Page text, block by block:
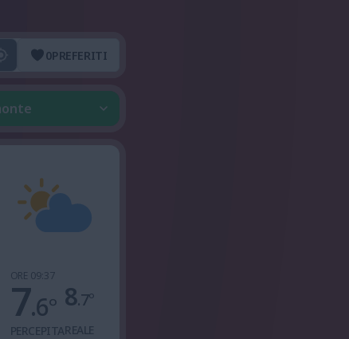
0PREFERITI
ORE 09:37
7.6°
PERCEPITA
8.7°
REALE